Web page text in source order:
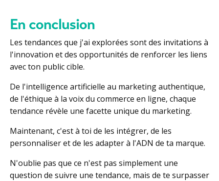
En conclusion
Les tendances que j'ai explorées sont des invitations à
l'innovation et des opportunités de renforcer les liens
avec ton public cible.
De l'intelligence artificielle au marketing authentique,
de l'éthique à la voix du commerce en ligne, chaque
tendance révèle une facette unique du marketing.
Maintenant, c'est à toi de les intégrer, de les
personnaliser et de les adapter à l'ADN de ta marque.
N'oublie pas que ce n'est pas simplement une
question de suivre une tendance, mais de te surpasser